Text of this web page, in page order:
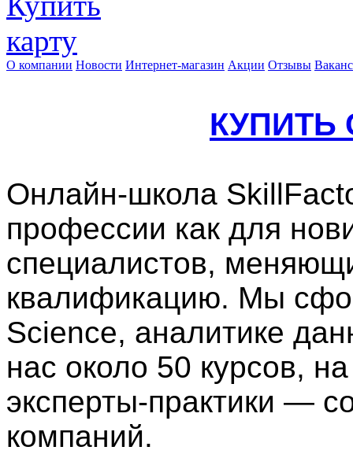
О компании Новости Интернет-магазин Акции Отзывы
КУПИТЬ
Онлайн-школа
профессии как для
специалистов,
квалификацию. Мы
Science, аналитике
нас около 50 курсов,
эксперты-практики —
компаний.